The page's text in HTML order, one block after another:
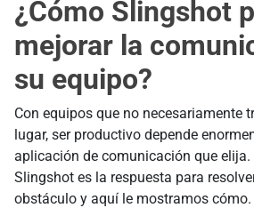
¿Cómo Slingshot
mejorar la
su equipo?
Con equipos que no necesariamente
lugar, ser productivo depende
aplicación de comunicación que
Slingshot es la respuesta para
obstáculo y aquí le mostramos cómo.